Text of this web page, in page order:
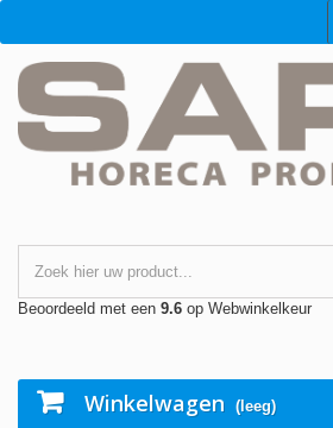
Beoordeeld met een 9.6 op Webwinkelkeur
Winkelwagen (leeg)